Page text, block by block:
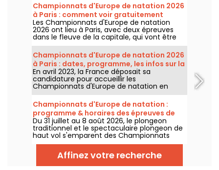
Championnats d'Europe de natation 2026
à Paris : comment voir gratuitement
certaines épreuves ?
Les Championnats d'Europe de natation
2026 ont lieu à Paris, avec deux épreuves
dans le fleuve de la capitale, qui vont être
plus accessibles au grand public ! Comment
observer les compétitions en eau libre et le
plongeon de haut vol, au mois d'août
prochain ?
Championnats d'Europe de natation 2026
à Paris : dates, programme, les infos sur la
compétition
En avril 2023, la France déposait sa
candidature pour accueillir les
Championnats d'Europe de natation en
2026. Du 31 juillet au 16 août, le Centre
Aquatique Olympique vous attend pour
encourager nos nageurs. Voici toutes les
informations à connaître sur la compétition
et les épreuves !
Championnats d'Europe de natation :
programme & horaires des épreuves de
plongeon et de haut vol
Du 31 juillet au 8 août 2026, le plongeon
traditionnel et le spectaculaire plongeon de
haut vol s'emparent des Championnats
d'Europe de natation. Entre le bassin
olympique de Saint-Denis et le cadre
naturel de la Seine, les meilleurs plongeurs
du continent vont s'élancer pour des figures
Affinez votre recherche